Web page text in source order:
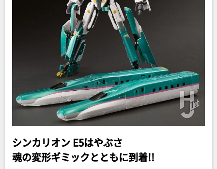
シンカリオン E5はやぶさ
魂の変形ギミックとともに到着!!